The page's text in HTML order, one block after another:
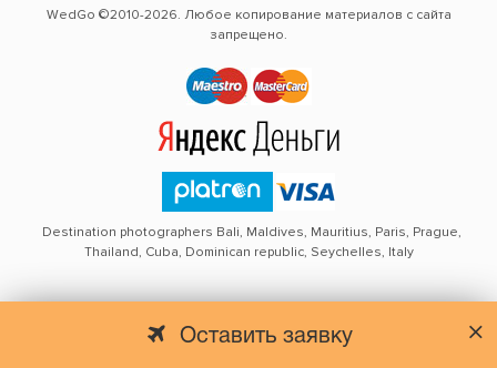
Оставить заявку
WedGo ©2010-2026. Любое копирование материалов с сайта
запрещено.
Destination photographers Bali, Maldives, Mauritius, Paris, Prague,
Thailand, Cuba, Dominican republic, Seychelles, Italy